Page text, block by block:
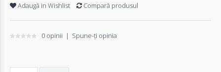
Adaugă in Wishlist
Compară produsul
0 opinii | Spune-ţi opinia